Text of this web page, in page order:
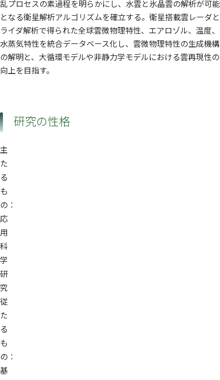
乱プロセスの素過程を明らかにし、水雲と氷晶雲の解析が可能
となる衛星解析アルゴリズムを確立する。衛星搭載雲レーダと
ライダ解析で得られた全球雲微物理特性、エアロゾル、温度、
水蒸気特性を統合データベース化し、雲微物理特性の生成機構
の解明と、大循環モデルや非静力学モデルにおける雲再現性の
向上を目指す。
研究の性格
主
た
る
も
の：
応
用
科
学
研
究
従
た
る
も
の：
基